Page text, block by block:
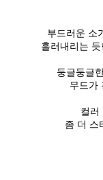
부드러운 소
흘러내리는
둥글둥글
무드가
컬러
좀 더 스